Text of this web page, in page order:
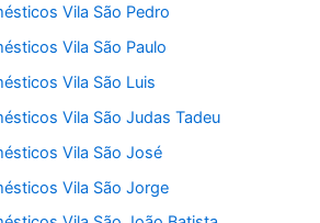
Vila São Pedro
Vila São Paulo
Vila São Luis
Vila São Judas Tadeu
Vila São José
Vila São Jorge